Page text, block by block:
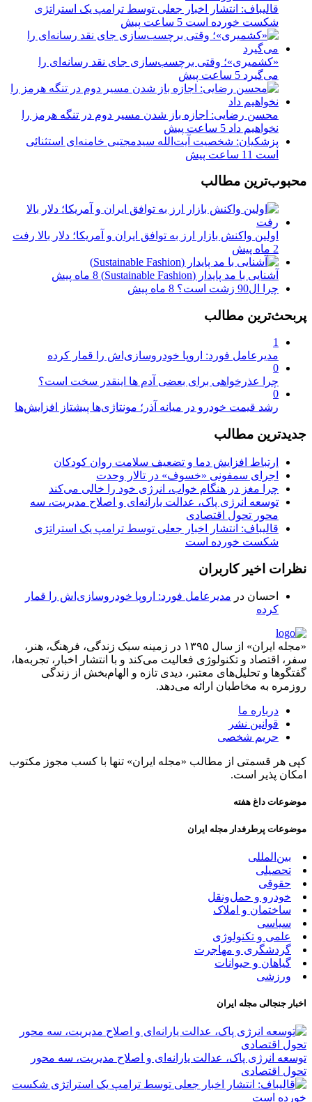
قالیباف: انتشار اخبار جعلی توسط ترامپ یک استراتژی
شکست خورده است 5 ساعت پیش
«کشمیری»؛ وقتی برچسب‌سازی جای نقد رسانه‌ای را
می‌گیرد 5 ساعت پیش
محسن رضایی: اجازه باز شدن مسیر دوم در تنگه هرمز را
نخواهیم داد 5 ساعت پیش
پزشکیان: شخصیت آیت‌الله سیدمجتبی خامنه‌ای استثنائی
است 11 ساعت پیش
محبوب‌ترین مطالب
اولین واکنش بازار ارز به توافق ایران و آمریکا؛ دلار بالا رفت
2 ماه پیش
آشنایی با مد پایدار (Sustainable Fashion)
8 ماه پیش
چرا ال90 زشت است؟
8 ماه پیش
پربحث‌ترین مطالب
1
مدیرعامل فورد: اروپا خودروسازی‌اش را قمار کرده
0
چرا عذرخواهی برای بعضی آدم ها اینقدر سخت است؟
0
رشد قیمت خودرو در میانه آذر؛ مونتاژی‌ها پیشتاز افزایش‌ها
جدیدترین مطالب
ارتباط افزایش دما و تضعیف سلامت روان کودکان
اجرای سمفونی «خسوف» در تالار وحدت
چرا مغز در هنگام خواب، انرژی خود را خالی می‌کند
توسعه انرژی پاک، عدالت یارانه‌ای و اصلاح مدیریت، سه
محور تحول اقتصادی
قالیباف: انتشار اخبار جعلی توسط ترامپ یک استراتژی
شکست خورده است
نظرات اخیر کاربران
احسان در مدیرعامل فورد: اروپا خودروسازی‌اش را قمار
کرده
«مجله ایران» از سال ۱۳۹۵ در زمینه سبک زندگی، فرهنگ، هنر،
سفر، اقتصاد و تکنولوژی فعالیت می‌کند و با انتشار اخبار، تجربه‌ها،
گفتگوها و تحلیل‌های معتبر، دیدی تازه و الهام‌بخش از زندگی
روزمره به مخاطبان ارائه می‌دهد.
درباره ما
قوانین نشر
حریم شخصی
کپی هر قسمتی از مطالب «مجله ایران» تنها با کسب مجوز مکتوب
امکان پذیر است.
موضوعات داغ هفته
موضوعات پرطرفدار مجله ایران
بین‌المللی
تحصیلی
حقوقی
خودرو و حمل‌و‌نقل
ساختمان و املاک
سیاسی
علمی و تکنولوژی
گردشگری و مهاجرت
گیاهان و حیوانات
ورزشی
اخبار جنجالی مجله ایران
توسعه انرژی پاک، عدالت یارانه‌ای و اصلاح مدیریت، سه محور
تحول اقتصادی